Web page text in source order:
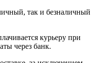
так и безналичный
курьеру при
через банк.